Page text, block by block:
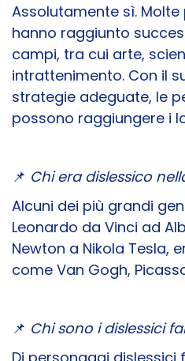
Assolutamente sì.
hanno raggiunto
campi, tra cui arte,
intrattenimento. Con il
strategie adeguate, le
possono raggiungere i
📌 Chi era dislessico
Alcuni dei più grandi
Leonardo da Vinci ad
Newton a Nikola Tesla,
come Van Gogh,
📌 Chi sono i dislessici
Di personaggi dislessici